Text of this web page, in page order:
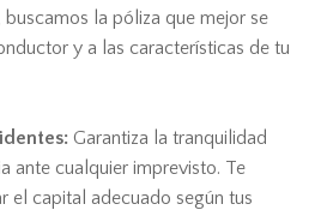
buscamos la póliza que mejor se
y a las características de tu
Garantiza la tranquilidad
ante cualquier imprevisto. Te
el capital adecuado según tus